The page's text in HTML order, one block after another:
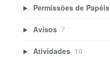
Permissões de Papéis
Avisos 7
Atividades 10